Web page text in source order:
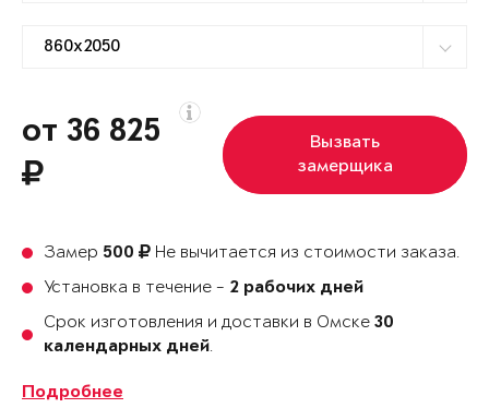
от 36 825
Вызвать
замерщика
Замер 500
Не вычитается из стоимости заказа.
Установка в течение - 2 рабочих дней
Срок изготовления и доставки в Омске 30
календарных дней.
Подробнее